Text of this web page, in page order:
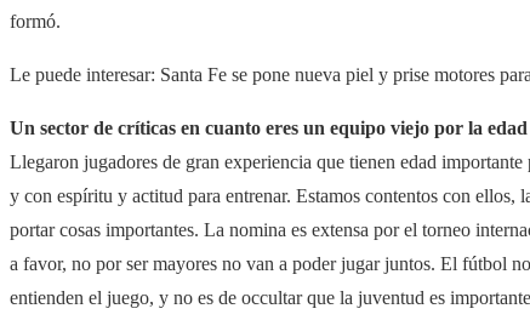
formó.
Le puede interesar: Santa Fe se pone nueva piel y prise motores
Un sector de críticas en cuanto eres un equipo viejo por la
Llegaron jugadores de gran experiencia que tienen edad
y con espíritu y actitud para entrenar. Estamos contentos con ellos,
portar cosas importantes. La nomina es extensa por el torneo
a favor, no por ser mayores no van a poder jugar juntos. El fútbol
entienden el juego, y no es de occultar que la juventud es